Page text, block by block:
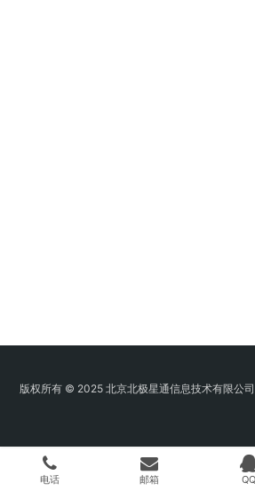
版权所有 © 2025 北京北极星通信息技术有限公
电话 邮箱 QQ